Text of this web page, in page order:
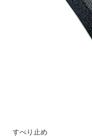
すべり止め